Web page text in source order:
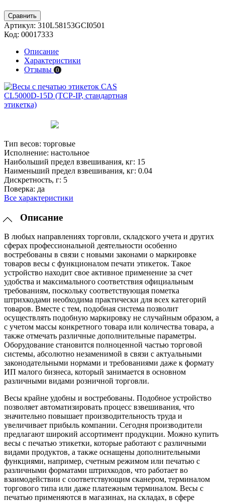
Сравнить
Артикул: 310L58153GCI0501
Код: 00017333
Описание
Характеристики
Отзывы 0
Тип весов: торговые
Исполнение: настольное
Наибольший предел взвешивания, кг: 15
Наименьший предел взвешивания, кг: 0.04
Дискретность, г: 5
Поверка: да
Все характеристики
Описание
В любых направлениях торговли, складского учета и других
сферах профессиональной деятельности особенно
востребованы в связи с новыми законами о маркировке
товаров весы с функционалом печати этикеток. Такое
устройство находит свое активное применение за счет
удобства и максимального соответствия официальным
требованиям, поскольку соответствующая пометка
штрихкодами необходима практически для всех категорий
товаров. Вместе с тем, подобная система позволит
осуществлять подобную маркировку не случайным образом, а
с учетом массы конкретного товара или количества товара, а
также отмечать различные дополнительные параметры.
Оборудование становится полноценной частью торговой
системы, абсолютно незаменимой в связи с актуальными
законодательными нормами и требованиями даже к формату
ИП малого бизнеса, который занимается в основном
различными видами розничной торговли.
Весы крайне удобны и востребованы. Подобное устройство
позволяет автоматизировать процесс взвешивания, что
значительно повышает производительность труда и
увеличивает прибыль компании. Сегодня производители
предлагают широкий ассортимент продукции. Можно купить
весы с печатью этикетки, которые работают с различными
видами продуктов, а также оснащены дополнительными
функциями, например, счетным режимом или печатью с
различными форматами штрихкодов, что работает во
взаимодействии с соответствующим сканером, терминалом
торгового типа или даже платежным терминалом. Весы с
печатью применяются в магазинах, на складах, в сфере